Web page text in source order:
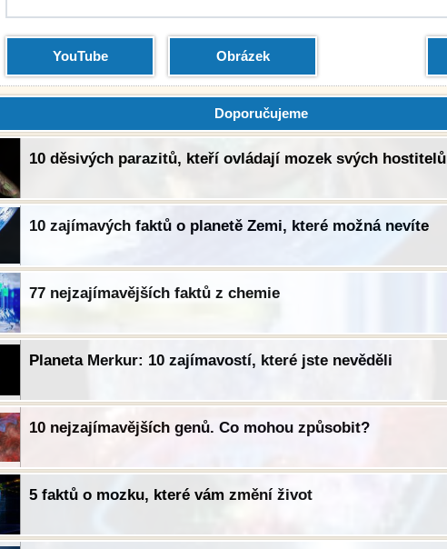
YouTube Obrázek
Doporučujeme
10 děsivých parazitů, kteří ovládají mozek svých hostitelů
10 zajímavých faktů o planetě Zemi, které možná nevíte
77 nejzajímavějších faktů z chemie
Planeta Merkur: 10 zajímavostí, které jste nevěděli
10 nejzajímavějších genů. Co mohou způsobit?
5 faktů o mozku, které vám změní život